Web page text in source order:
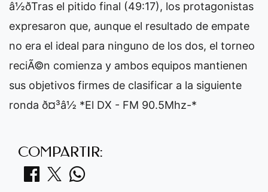
â½ðTras el pitido final (49:17), los protagonistas
expresaron que, aunque el resultado de empate
no era el ideal para ninguno de los dos, el torneo
reciÃ©n comienza y ambos equipos mantienen
sus objetivos firmes de clasificar a la siguiente
ronda ð¤³â½ *El DX - FM 90.5Mhz-*
COMPARTIR: